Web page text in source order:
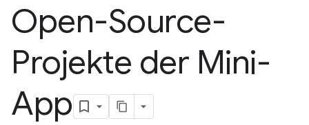
Open-Source-
Projekte der Mini-
App